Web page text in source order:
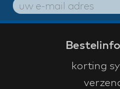
korting